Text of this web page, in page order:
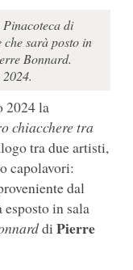
di
sarà posto in
Bonnard.
2024 la
chiacchere tra
tra due artisti,
capolavori:
dal
in sala
di Pierre